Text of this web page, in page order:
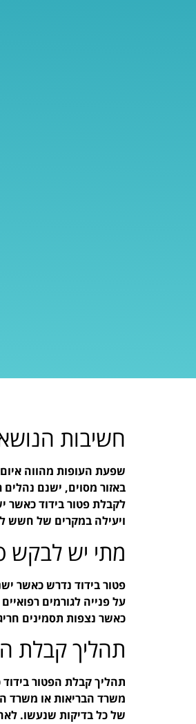
חשיבות
שפעת העופות מהווה
באזור מסוים, ישנם
לקבלת פטור בידוד כאשר
ויעילה במקרים של חשש
מתי יש לבקש
פטור בידוד נדרש כאשר
על פנייה לגורמים
כאשר נצפות תסמינים
תהליך קבלת
תהליך קבלת הפטור
משרד הבריאות או משרד
של כל בדיקות שנעשו.